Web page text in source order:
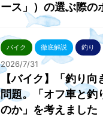
ース」）の選ぶ際の
バイク 徹底解説 釣り
2026/7/31
【バイク】「釣り
問題。「オフ車と釣
のか」を考えました